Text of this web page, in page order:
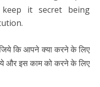
it secret being
कि आपने क्या करने के लिए
और इस काम को करने के लिए